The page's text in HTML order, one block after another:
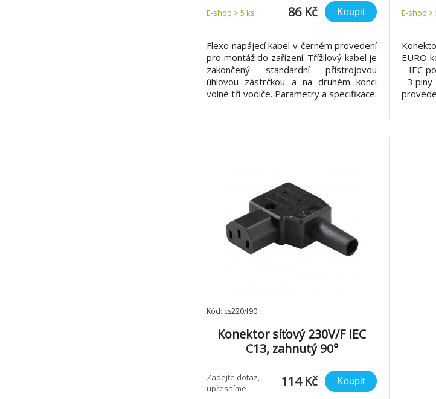
E-shop > 5 ks 86 Kč Koupit
Flexo napájecí kabel v černém provedení
pro montáž do zařízení. Třížilový kabel je
zakončený standardní přístrojovou
úhlovou zástrčkou a na druhém konci
volné tři vodiče. Parametry a specifikace:
E-shop >
EURO
- IEC
- 3 piny
Kód: cs220/f90
Konektor síťový 230V/F IEC
C13, zahnutý 90°
Zadejte dotaz,
upřesníme
114 Kč Koupit